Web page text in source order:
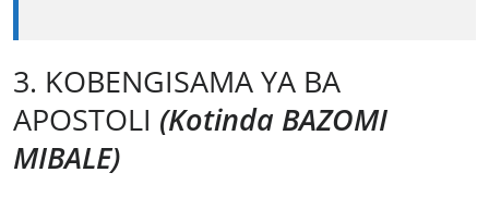
3. KOBENGISAMA YA BA
APOSTOLI (Kotinda BAZOMI
MIBALE)